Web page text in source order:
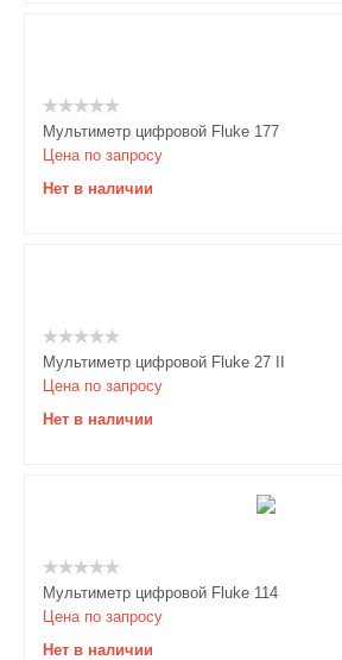
Мультиметр цифровой Fluke 177
Цена по запросу
Нет в наличии
Мультиметр цифровой Fluke 27 II
Цена по запросу
Нет в наличии
Мультиметр цифровой Fluke 114
Цена по запросу
Нет в наличии